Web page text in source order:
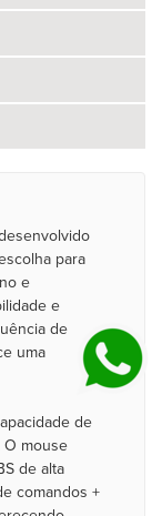
para
e
e
de
uma
de
O mouse
de alta
comandos +